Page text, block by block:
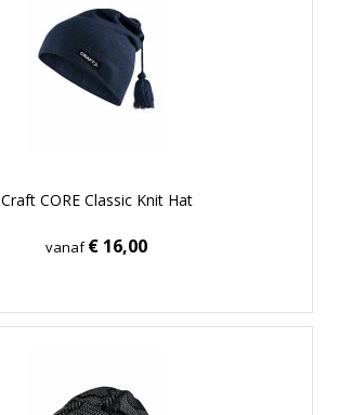
Craft CORE Classic Knit Hat
vanaf€ 16,00